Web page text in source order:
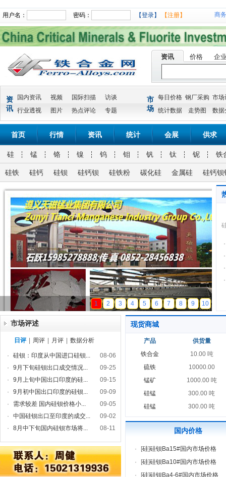
用户名： 密码： 【登录】 【注册】 商
资讯 价格 企
资
讯
国内资讯 视频 国际扫描
访谈
行业透视
图片 热点评论 专题
市
场
每日价格 钢厂采购 市场
统计数据
走势图 数据
首页 行情 资讯 统计 会展 供求
硅 锰 铬 镍 钨 钼 钒 钛 铌 铁
硅铁 硅钙 硅钡 硅钙钡 硅铁粉 碳化硅 金属硅 硅钙钡
天磁锰业
1 2 3 4 5 6 7 8 9 10
·
·
·
·
市场评述
日评 周评 月评 数据分析
· 硅钡：印度从中国进口硅钡...
08-06
·
9月下旬硅钡出口成交情况...
09-25
·
9月上旬中国出口印度的硅...
09-15
·
9月初中国出口印度的硅钡...
09-09
·
需求较差 国内硅钡价格小...
09-05
·
中国硅钡出口至印度的成交...
09-02
·
8月中下旬国内硅钡市场将... 08-11
现货商城
产品
供货量
铁合金
10.00 吨
硫铁
10000.00
锰矿
1000.00 吨
硅锰
300.00 吨
硅锰
300.00 吨
国内价格
· [硅]硅钡Ba15#国内市场价格
·
[硅]硅钡Ba10#国内市场价格
·
[硅]硅钡Ba4-6#国内市场价格